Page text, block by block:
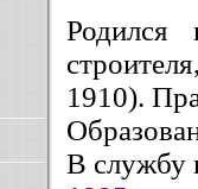
Родился
1910).
В службу